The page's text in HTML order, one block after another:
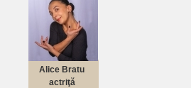
Alice Bratu
actriţă